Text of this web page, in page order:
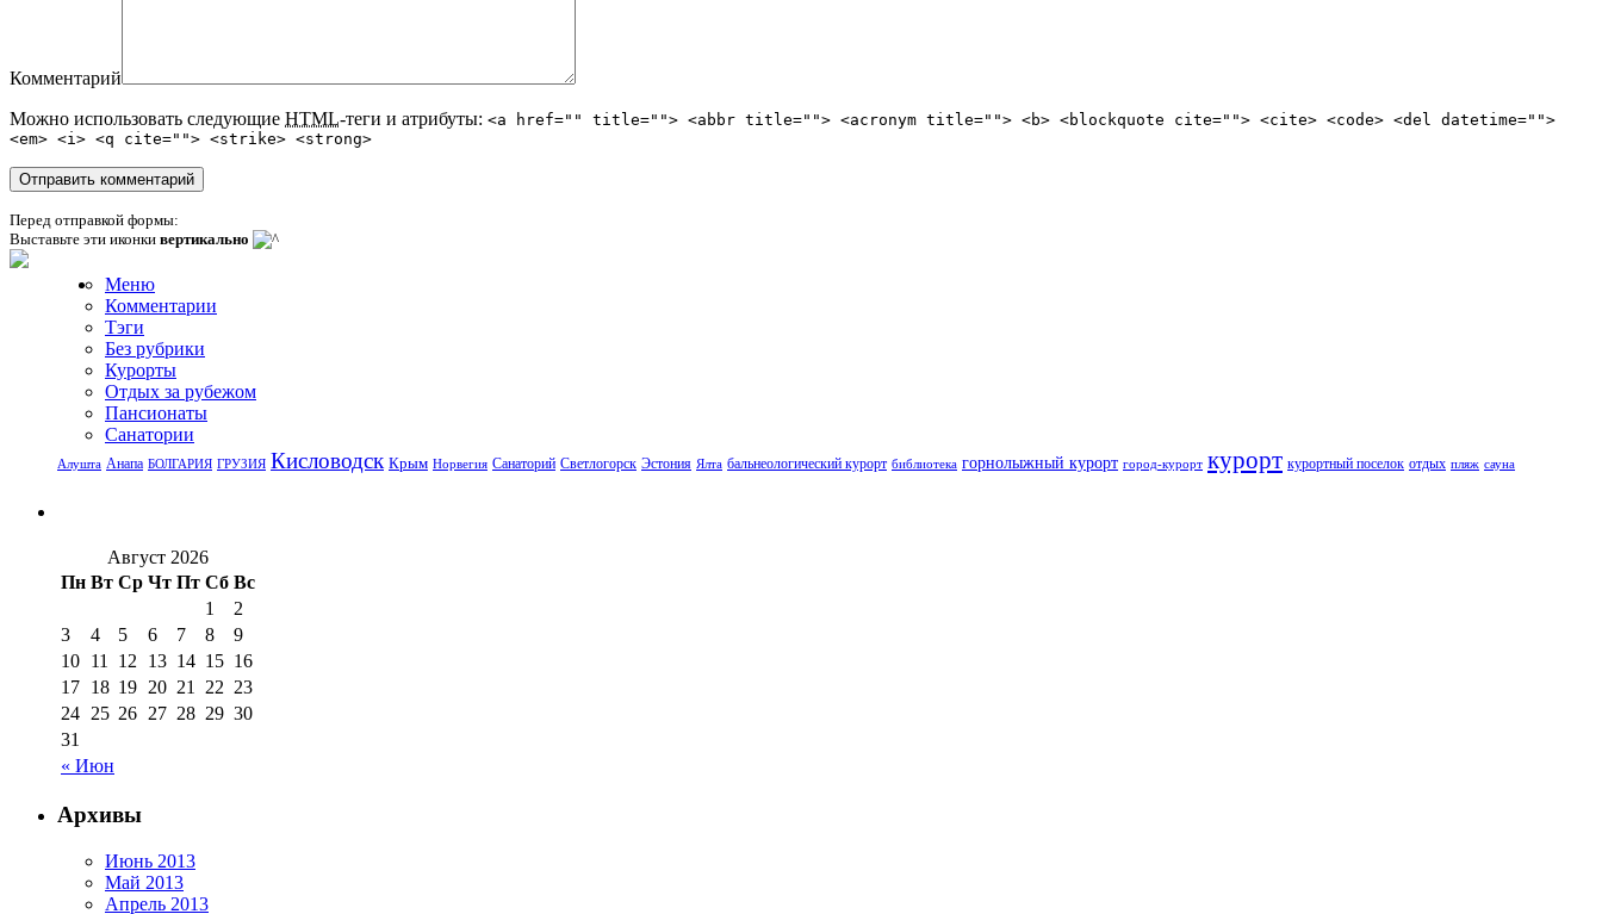
Комментарий
Можно использовать следующие HTML-теги и атрибуты: <a href="" title=""> <abbr title=""> <acronym title=""> <b> <blockquote cite=""> <cite> <code> <del datetime="">
<em> <i> <q cite=""> <strike> <strong>
Перед отправкой формы:
Выставьте эти иконки вертикально
Меню
Комментарии
Тэги
Без рубрики
Курорты
Отдых за рубежом
Пансионаты
Санатории
Алушта Анапа БОЛГАРИЯ ГРУЗИЯ Кисловодск Крым Норвегия Санаторий Светлогорск Эстония Ялта бальнеологический курорт библиотека горнолыжный курорт город-курорт курорт курортный поселок отдых пляж сауна
Август 2026
Пн Вт Ср Чт Пт Сб Вс
« Июн
1
2
3
4 5 6 7 8
9
10 11 12 13 14 15 16
17 18 19 20 21 22 23
24 25 26 27 28 29 30
31
Архивы
Июнь 2013
Май 2013
Апрель 2013